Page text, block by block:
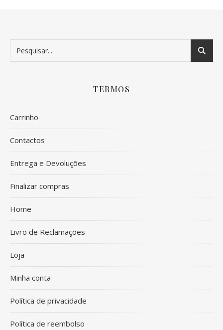
TERMOS
Carrinho
Contactos
Entrega e Devoluções
Finalizar compras
Home
Livro de Reclamações
Loja
Minha conta
Política de privacidade
Política de reembolso